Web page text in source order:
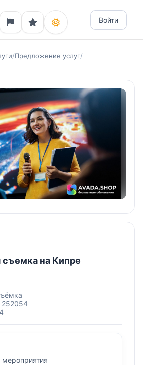
Войти
/Предложение услуг/
на Кипре
252054